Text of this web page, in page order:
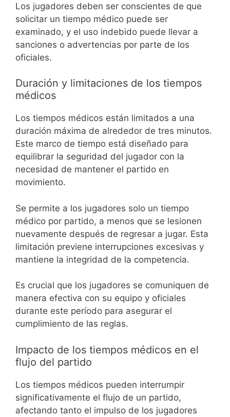
Los jugadores deben ser conscientes de que
solicitar un tiempo médico puede ser
examinado, y el uso indebido puede llevar a
sanciones o advertencias por parte de los
oficiales.
Duración y limitaciones de los tiempos
médicos
Los tiempos médicos están limitados a una
duración máxima de alrededor de tres minutos.
Este marco de tiempo está diseñado para
equilibrar la seguridad del jugador con la
necesidad de mantener el partido en
movimiento.
Se permite a los jugadores solo un tiempo
médico por partido, a menos que se lesionen
nuevamente después de regresar a jugar. Esta
limitación previene interrupciones excesivas y
mantiene la integridad de la competencia.
Es crucial que los jugadores se comuniquen de
manera efectiva con su equipo y oficiales
durante este período para asegurar el
cumplimiento de las reglas.
Impacto de los tiempos médicos en el
flujo del partido
Los tiempos médicos pueden interrumpir
significativamente el flujo de un partido,
afectando tanto el impulso de los jugadores